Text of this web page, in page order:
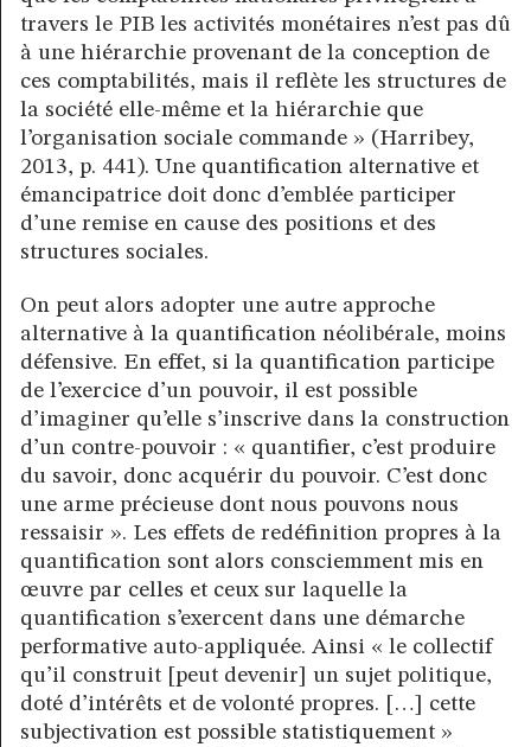
travers le PIB les activités monétaires n’est pas dû
à une hiérarchie provenant de la conception de
ces comptabilités, mais il reflète les structures de
la société elle-même et la hiérarchie que
l’organisation sociale commande » (Harribey,
2013, p. 441). Une quantification alternative et
émancipatrice doit donc d’emblée participer
d’une remise en cause des positions et des
structures sociales.
On peut alors adopter une autre approche
alternative à la quantification néolibérale, moins
défensive. En effet, si la quantification participe
de l’exercice d’un pouvoir, il est possible
d’imaginer qu’elle s’inscrive dans la construction
d’un contre-pouvoir : « quantifier, c’est produire
du savoir, donc acquérir du pouvoir. C’est donc
une arme précieuse dont nous pouvons nous
ressaisir ». Les effets de redéfinition propres à la
quantification sont alors consciemment mis en
œuvre par celles et ceux sur laquelle la
quantification s’exercent dans une démarche
performative auto-appliquée. Ainsi « le collectif
qu’il construit [peut devenir] un sujet politique,
doté d’intérêts et de volonté propres. […] cette
subjectivation est possible statistiquement »